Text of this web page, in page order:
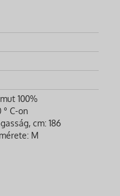
100%
° C-on
cm: 186
M